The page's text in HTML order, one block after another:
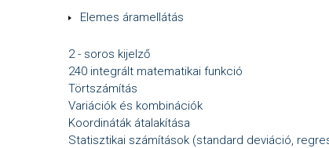
Elemes áramellátás
2 - soros kijelző
240 integrált matematikai funkció
Törtszámítás
Variációk és kombinációk
Koordináták átalakítása
Statisztikai számítások (standard deviáció,